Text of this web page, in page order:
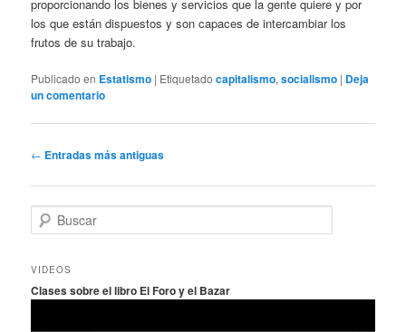
proporcionando los bienes y servicios que la gente quiere y por
los que están dispuestos y son capaces de intercambiar los
frutos de su trabajo.
Publicado en Estatismo | Etiquetado capitalismo,socialismo | Deja
un comentario
Navegación
entradas
← Entradas más antiguas
u
c
r
VIDEOS
Clases sobre el libro El Foro y el Bazar